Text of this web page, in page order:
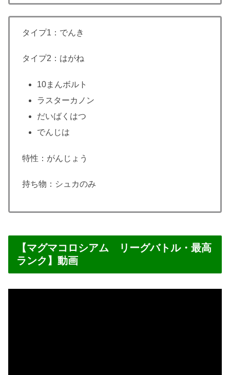
タイプ1：でんき
タイプ2：はがね
10まんボルト
ラスターカノン
だいばくはつ
でんじは
特性：がんじょう
持ち物：シュカのみ
【マグマコロシアム リーグバトル・最高
ランク】動画